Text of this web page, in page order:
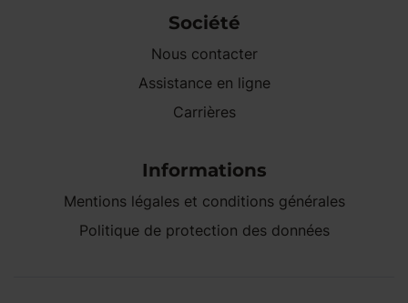
Société
Nous contacter
Assistance en ligne
Carrières
Informations
Mentions légales et conditions générales
Politique de protection des données